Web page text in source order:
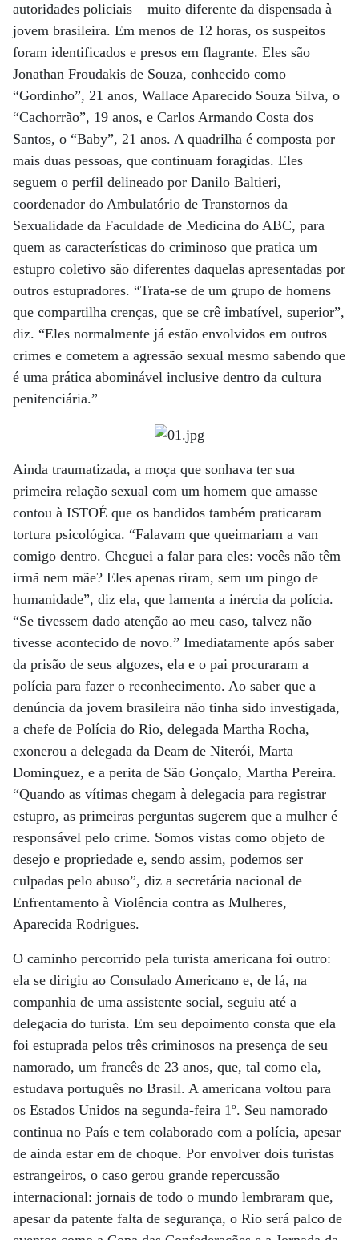
autoridades policiais – muito diferente da dispensada à
jovem brasileira. Em menos de 12 horas, os suspeitos
foram identificados e presos em flagrante. Eles são
Jonathan Froudakis de Souza, conhecido como
“Gordinho”, 21 anos, Wallace Aparecido Souza Silva, o
“Cachorrão”, 19 anos, e Carlos Armando Costa dos
Santos, o “Baby”, 21 anos. A quadrilha é composta por
mais duas pessoas, que continuam foragidas. Eles
seguem o perfil delineado por Danilo Baltieri,
coordenador do Ambulatório de Transtornos da
Sexualidade da Faculdade de Medicina do ABC, para
quem as características do criminoso que pratica um
estupro coletivo são diferentes daquelas apresentadas por
outros estupradores. “Trata-se de um grupo de homens
que compartilha crenças, que se crê imbatível, superior”,
diz. “Eles normalmente já estão envolvidos em outros
crimes e cometem a agressão sexual mesmo sabendo que
é uma prática abominável inclusive dentro da cultura
penitenciária.”
Ainda traumatizada, a moça que sonhava ter sua
primeira relação sexual com um homem que amasse
contou à ISTOÉ que os bandidos também praticaram
tortura psicológica. “Falavam que queimariam a van
comigo dentro. Cheguei a falar para eles: vocês não têm
irmã nem mãe? Eles apenas riram, sem um pingo de
humanidade”, diz ela, que lamenta a inércia da polícia.
“Se tivessem dado atenção ao meu caso, talvez não
tivesse acontecido de novo.” Imediatamente após saber
da prisão de seus algozes, ela e o pai procuraram a
polícia para fazer o reconhecimento. Ao saber que a
denúncia da jovem brasileira não tinha sido investigada,
a chefe de Polícia do Rio, delegada Martha Rocha,
exonerou a delegada da Deam de Niterói, Marta
Dominguez, e a perita de São Gonçalo, Martha Pereira.
“Quando as vítimas chegam à delegacia para registrar
estupro, as primeiras perguntas sugerem que a mulher é
responsável pelo crime. Somos vistas como objeto de
desejo e propriedade e, sendo assim, podemos ser
culpadas pelo abuso”, diz a secretária nacional de
Enfrentamento à Violência contra as Mulheres,
Aparecida Rodrigues.
O caminho percorrido pela turista americana foi outro:
ela se dirigiu ao Consulado Americano e, de lá, na
companhia de uma assistente social, seguiu até a
delegacia do turista. Em seu depoimento consta que ela
foi estuprada pelos três criminosos na presença de seu
namorado, um francês de 23 anos, que, tal como ela,
estudava português no Brasil. A americana voltou para
os Estados Unidos na segunda-feira 1º. Seu namorado
continua no País e tem colaborado com a polícia, apesar
de ainda estar em de choque. Por envolver dois turistas
estrangeiros, o caso gerou grande repercussão
internacional: jornais de todo o mundo lembraram que,
apesar da patente falta de segurança, o Rio será palco de